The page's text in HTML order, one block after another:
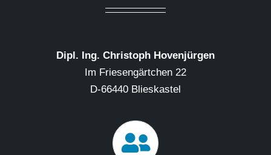
Dipl. Ing. Christoph Hovenjürgen
Im Friesengärtchen 22
D-66440 Blieskastel